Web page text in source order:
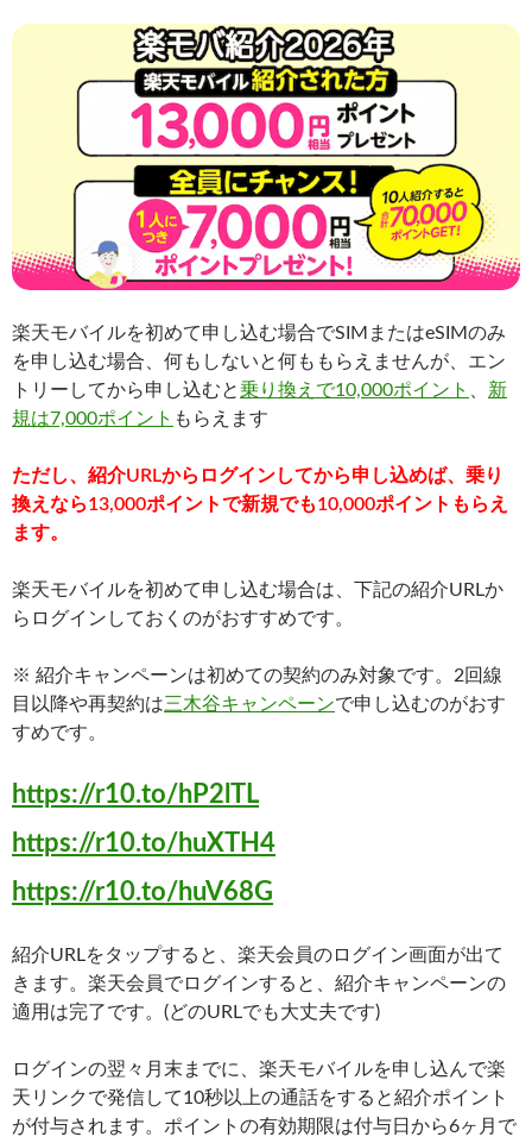
楽天モバイルを初めて申し込む場合でSIMまたはeSIMのみ
を申し込む場合、何もしないと何ももらえませんが、エン
トリーしてから申し込むと乗り換えで10,000ポイント
新
規は7,000ポイント もらえます
ただし、紹介URLからログインしてから申し込めば、乗り
換えなら13,000ポイントで新規でも10,000ポイントもらえ
ます。
楽天モバイルを初めて申し込む場合は、下記の紹介URLか
らログインしておくのがおすすめです。
※ 紹介キャンペーンは初めての契約のみ対象です。2回線
目以降や再契約は三木谷キャンペーンで申し込むのがおす
すめです。
https://r10.to/hP2lTL
https://r10.to/huXTH4
https://r10.to/huV68G
紹介URLをタップすると、楽天会員のログイン画面が出て
きます。楽天会員でログインすると、紹介キャンペーンの
適用は完了です。(どのURLでも大丈夫です)
ログインの翌々月末までに、楽天モバイルを申し込んで楽
天リンクで発信して10秒以上の通話をすると紹介ポイント
が付与されます。ポイントの有効期限は付与日から6ヶ月で